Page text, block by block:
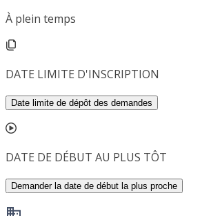
À plein temps
DATE LIMITE D'INSCRIPTION
Date limite de dépôt des demandes
DATE DE DÉBUT AU PLUS TÔT
Demander la date de début la plus proche